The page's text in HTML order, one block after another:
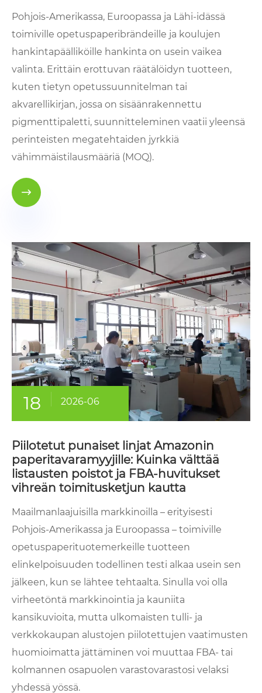
Pohjois-Amerikassa, Euroopassa ja Lähi-idässä
toimiville opetuspaperibrändeille ja koulujen
hankintapäälliköille hankinta on usein vaikea
valinta. Erittäin erottuvan räätälöidyn tuotteen,
kuten tietyn opetussuunnitelman tai
akvarellikirjan, jossa on sisäänrakennettu
pigmenttipaletti, suunnitteleminen vaatii yleensä
perinteisten megatehtaiden jyrkkiä
vähimmäistilausmääriä (MOQ).

18 2026-06
Piilotetut punaiset linjat Amazonin
paperitavaramyyjille: Kuinka välttää
listausten poistot ja FBA-huvitukset
vihreän toimitusketjun kautta
Maailmanlaajuisilla markkinoilla – erityisesti
Pohjois-Amerikassa ja Euroopassa – toimiville
opetuspaperituotemerkeille tuotteen
elinkelpoisuuden todellinen testi alkaa usein sen
jälkeen, kun se lähtee tehtaalta. Sinulla voi olla
virheetöntä markkinointia ja kauniita
kansikuvioita, mutta ulkomaisten tulli- ja
verkkokaupan alustojen piilotettujen vaatimusten
huomioimatta jättäminen voi muuttaa FBA- tai
kolmannen osapuolen varastovarastosi velaksi
yhdessä yössä.